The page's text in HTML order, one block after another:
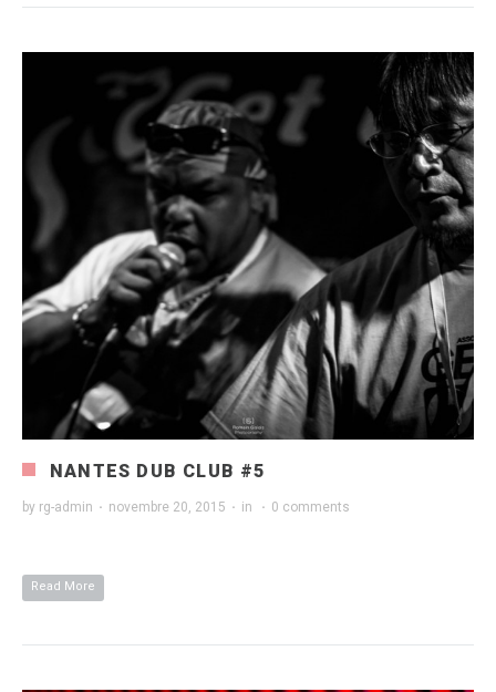
NANTES DUB CLUB #5
by rg-admin · novembre 20, 2015 · in · 0 comments
Read More